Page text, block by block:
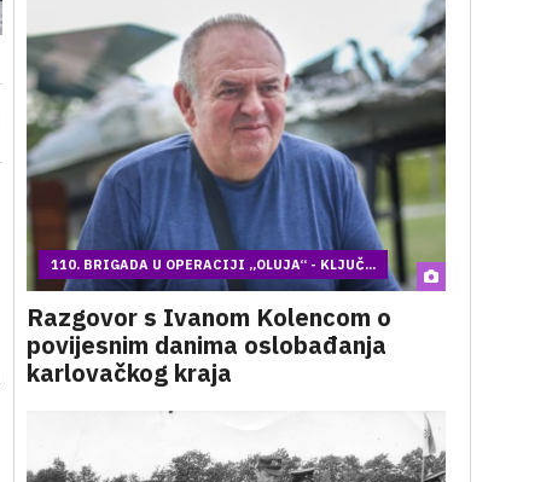
110. BRIGADA U OPERACIJI „OLUJA“ - KLJUČ...
Razgovor s Ivanom Kolencom o
povijesnim danima oslobađanja
karlovačkog kraja